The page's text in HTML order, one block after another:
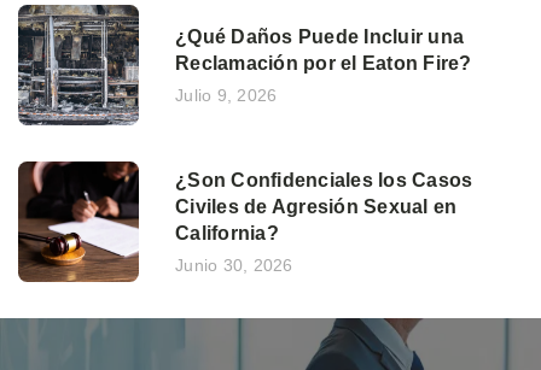
¿Qué Daños Puede Incluir una
Reclamación por el Eaton Fire?
Julio 9, 2026
¿Son Confidenciales los Casos
Civiles de Agresión Sexual en
California?
Junio 30, 2026